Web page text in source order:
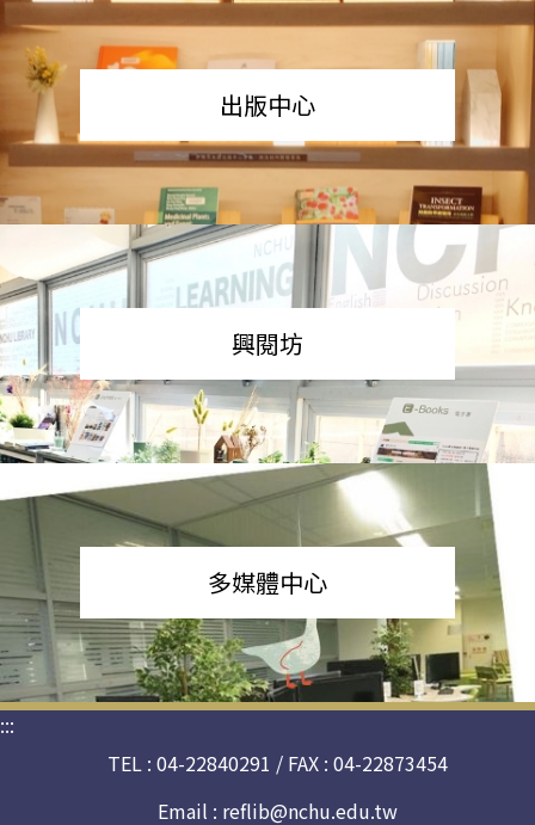
出版中心
興閱坊
多媒體中心
:::
TEL : 04-22840291 / FAX : 04-22873454
Email : reflib@nchu.edu.tw